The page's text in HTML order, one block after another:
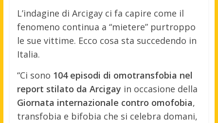
L’indagine di Arcigay ci fa capire come il
fenomeno continua a “mietere” purtroppo
le sue vittime. Ecco cosa sta succedendo in
Italia.
“Ci sono 104 episodi di omotransfobia nel
report stilato da Arcigay in occasione della
Giornata internazionale contro omofobia,
transfobia e bifobia che si celebra domani,